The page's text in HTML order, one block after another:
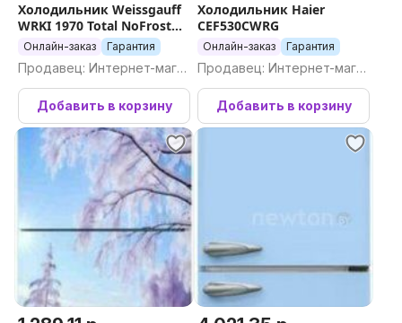
Холодильник Weissgauff
WRKI 1970 Total NoFrost
Inverter Premium Ecofresh
Онлайн-заказ Гарантия
Продавец: Интернет-магаз
ин Newton.by
Добавить в корзину
Холодильник Haier
CEF530CWRG
Онлайн-заказ Гарантия
Продавец: Интернет-магаз
ин Newton.by
Добавить в корзину